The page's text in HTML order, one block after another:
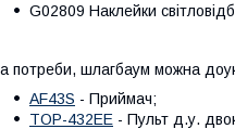
G02809 Наклейки
потреби, шлагбаум можна
AF43S - Приймач;
TOP-432EE - Пульт д.у.